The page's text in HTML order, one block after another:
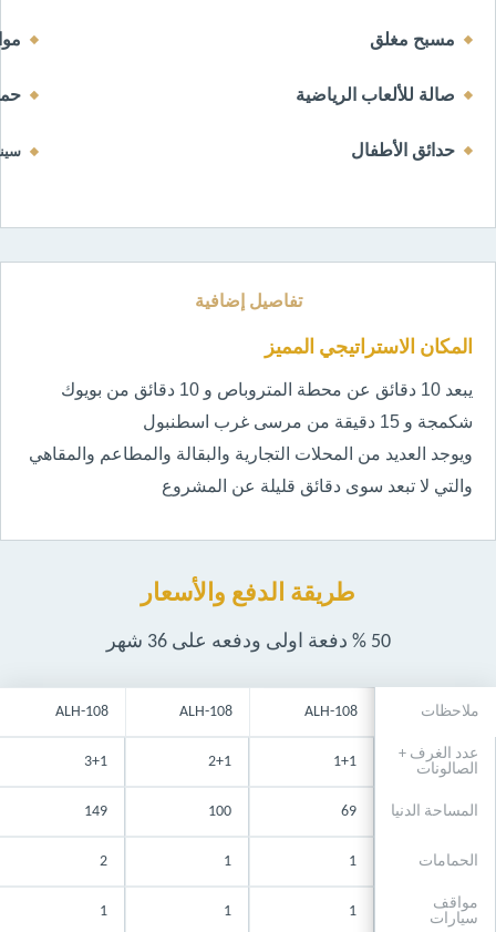
مسبح مغلق
صالة للألعاب الرياضية
حدائق الأطفال
تفاصيل إضافية
المكان الاستراتيجي المميز
يبعد 10 دقائق عن محطة المتروباص و 10 دقائق من بويوك
شكمجة و 15 دقيقة من مرسى غرب اسطنبول
ويوجد العديد من المحلات التجارية والبقالة والمطاعم والمقاهي
والتي لا تبعد سوى دقائق قليلة عن المشروع
طريقة الدفع والأسعار
50 % دفعة اولى ودفعه على 36 شهر
ملاحظات
عدد الغرف +
الصالونات
المساحة الدنيا
الحمامات
مواقف
سيارات
ALH-108
1+1
69
1
1
ALH-108
2+1
100
1
1
ALH-108
3+1
149
2
1